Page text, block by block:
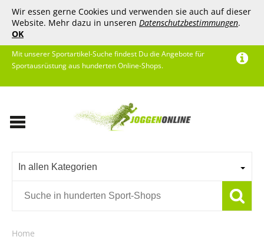
Wir essen gerne Cookies und verwenden sie auch auf dieser
Website. Mehr dazu in unseren Datenschutzbestimmungen.
OK
Mit unserer Sportartikel-Suche findest Du die Angebote für
Sportausrüstung aus hunderten Online-Shops.
In allen Kategorien
Home